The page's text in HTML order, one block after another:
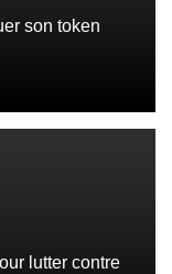
son token
lutter contre